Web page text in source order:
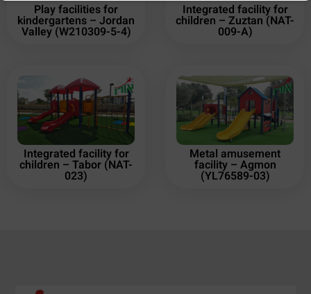
Play facilities for
kindergartens – Jordan
Valley (W210309-5-4)
Integrated facility for
children – Zuztan (NAT-
009-A)
Integrated facility for
children – Tabor (NAT-
023)
Metal amusement
facility – Agmon
(YL76589-03)